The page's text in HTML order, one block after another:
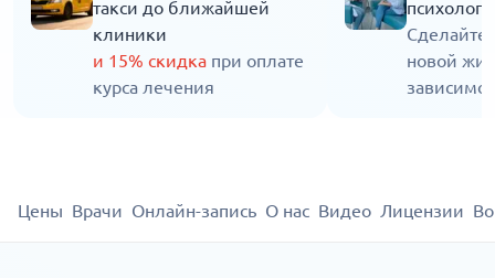
такси до ближайшей
клиники
и 15% скидка при оплате
курса лечения
психолога
Сделайте
новой
Цены Врачи Онлайн-запись О нас Видео Лицензии